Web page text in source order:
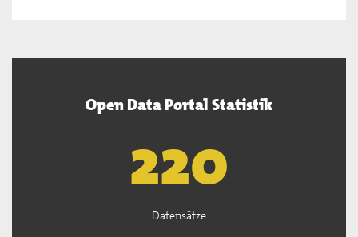
Open Data Portal Statistik
222
Datensätze